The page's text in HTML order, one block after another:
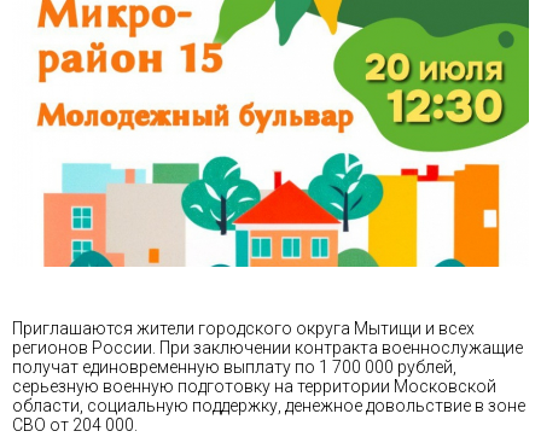
Приглашаются жители городского округа Мытищи и всех
регионов России. При заключении контракта военнослужащие
получат единовременную выплату по 1 700 000 рублей,
серьезную военную подготовку на территории Московской
области, социальную поддержку, денежное довольствие в зоне
СВО от 204 000.